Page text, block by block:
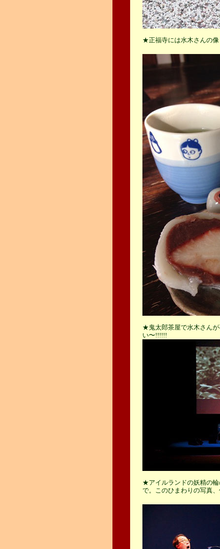
★正福寺には水木さんの
★鬼太郎茶屋で水木さん
い〜!!!!!!
★アイルランドの妖精の
で。このひまわりの写真